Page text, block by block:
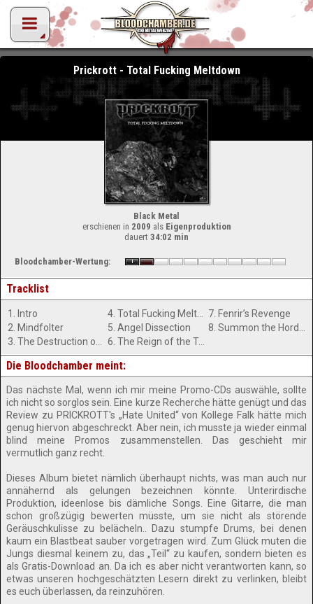
Prickrott - Total Fucking Meltdown
Black Metal
erschienen in 2009 als Eigenproduktion
dauert 34:02 min
Bloodchamber-Wertung:
Tracklist
1. Intro
2. Mindfolter
5. Angel Dissection
6. The Reign of the Technodemon
7. Fenrir’s Revenge
Die Bloodchamber meint:
Das nächste Mal, wenn ich mir meine Promo-CDs auswähle, sollte
ich nicht so sorglos sein. Eine kurze Recherche hätte genügt und das
Review zu PRICKROTT's „Hate United“ von Kollege Falk hätte mich
genug hiervon abgeschreckt. Aber nein, ich musste ja wieder einmal
blind meine Promos zusammenstellen. Das geschieht mir
vermutlich ganz recht.
Dieses Album bietet nämlich überhaupt nichts, was man auch nur
annähernd als gelungen bezeichnen könnte. Unterirdische
Produktion, ideenlose bis dämliche Songs. Eine Gitarre, die man
schon großzügig bewerten müsste, um sie nicht als störende
Geräuschkulisse zu belächeln.. Dazu stumpfe Drums, bei denen
kaum ein Blastbeat sauber vorgetragen wird. Zum Glück muten die
Jungs diesmal keinem zu, das „Teil“ zu kaufen, sondern bieten es
als Gratis-Download an. Da ich es aber nicht verantworten kann, so
etwas unseren hochgeschätzten Lesern direkt zu verlinken, bleibt
es euch überlassen, da reinzuhören.